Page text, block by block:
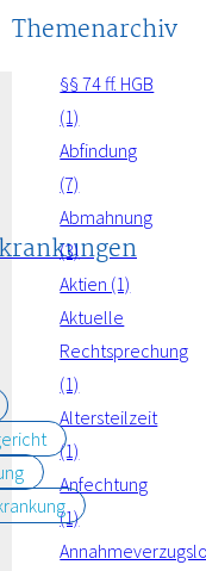
Themenarchiv
§§ 74 ff. HGB
(1)
Abfindung
(7)
Abmahnung
(3)
Aktien (1)
Aktuelle
Rechtsprechung
(1)
Altersteilzeit
(1)
Anfechtung
(1)